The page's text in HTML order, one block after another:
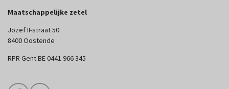
Maatschappelijke zetel
Jozef II-straat 50
8400 Oostende
RPR Gent BE 0441 966 345